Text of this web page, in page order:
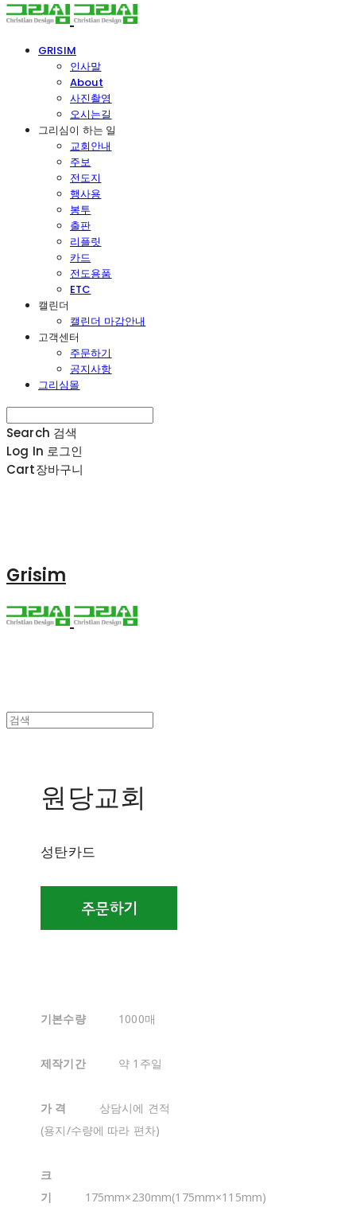
GRISIM
인사말
About
사진촬영
오시는길
그리심이 하는 일
교회안내
주보
전도지
행사용
봉투
출판
리플릿
카드
전도용품
ETC
캘린더
캘린더 마감안내
고객센터
주문하기
공지사항
그리심몰
Search 검색
Log In 로그인
Cart장바구니
Grisim
원당교회
성탄카드
기본수량 1000매
제작기간 약 1주일
가 격
상담시에 견적
(용지/수량에 따라 편차)
크
기
175mm×230mm(175mm×115mm)